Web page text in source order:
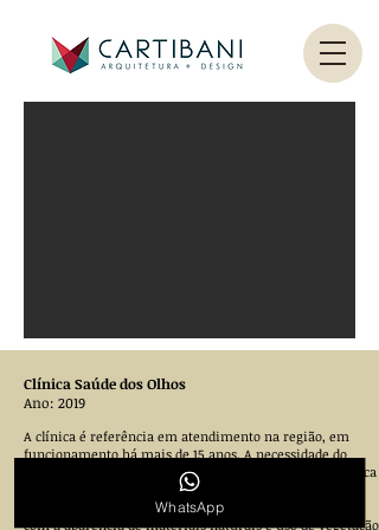
Clínica Saúde dos Olhos
Ano: 2019
A clínica é referência em atendimento na região, em
funcionamento há mais de 15 anos. A necessidade do
projeto foi em atualizar a fachada, propondo uma estética
mais agradável e convidativa a seus pacientes.
Durante o projeto foram definidos planos geométricos,
com a aparência de materiais naturais e uso de vegetação
WhatsApp